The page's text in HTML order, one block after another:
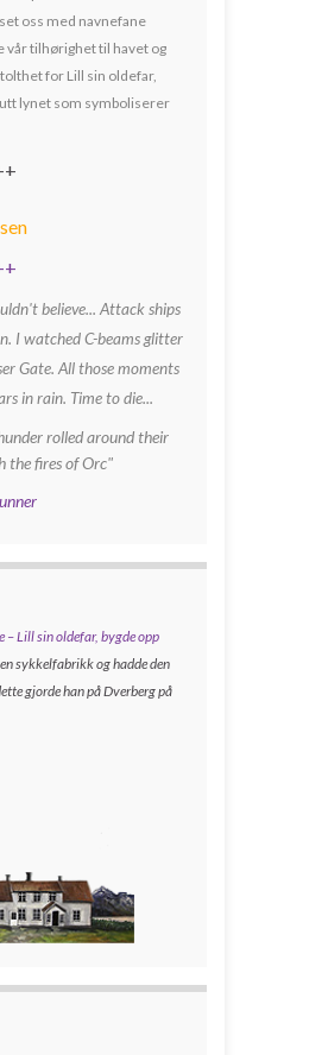
oss med navnefane
vår tilhørighet til havet og
for Lill sin oldefar,
lynet som symboliserer
believe... Attack ships
I watched C-beams glitter
Gate. All those moments
in rain. Time to die...
rolled around their
the fires of Orc"
– Lill sin oldefar, bygde opp
sykkelfabrikk og hadde den
gjorde han på Dverberg på